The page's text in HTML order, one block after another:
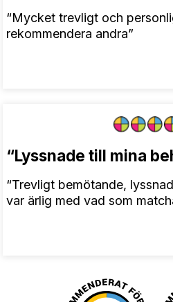
“Mycket trevligt och
rekommendera andra”
“Lyssnade till mina
“Trevligt bemötande,
var ärlig med vad som